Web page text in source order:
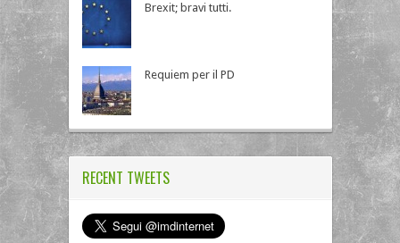
Brexit; bravi tutti.
Requiem per il PD
RECENT TWEETS